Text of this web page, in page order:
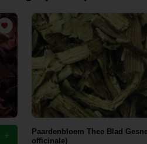
Paardenbloem Thee Blad
officinale)